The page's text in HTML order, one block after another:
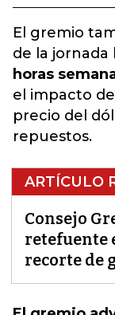
El gremio
de la jornada
horas
el impacto
precio del
repuestos.
ARTÍCULO
Consejo
retefuente
recorte de